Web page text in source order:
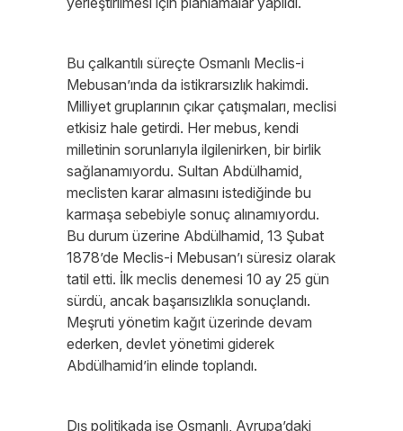
Bu çalkantılı süreçte Osmanlı Meclis-i
Mebusan’ında da istikrarsızlık hakimdi.
Milliyet gruplarının çıkar çatışmaları, meclisi
etkisiz hale getirdi. Her mebus, kendi
milletinin sorunlarıyla ilgilenirken, bir birlik
sağlanamıyordu. Sultan Abdülhamid,
meclisten karar almasını istediğinde bu
karmaşa sebebiyle sonuç alınamıyordu.
Bu durum üzerine Abdülhamid, 13 Şubat
1878’de Meclis-i Mebusan’ı süresiz olarak
tatil etti. İlk meclis denemesi 10 ay 25 gün
sürdü, ancak başarısızlıkla sonuçlandı.
Meşruti yönetim kağıt üzerinde devam
ederken, devlet yönetimi giderek
Abdülhamid’in elinde toplandı.
Dış politikada ise Osmanlı, Avrupa’daki